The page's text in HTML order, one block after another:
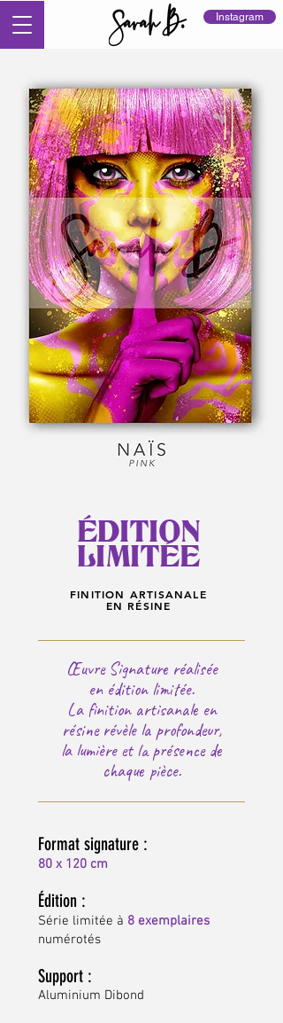
Instagram
Format signature :
80 x 120 cm
Édition :
Série limitée à 8 exemplaires
numérotés
Support :
Aluminium Dibond
Œuvre Signature réalisée
en édition limitée.
La finition artisanale en
résine révèle la profondeur,
la lumière et la présence de
chaque pièce.
ÉDITION
LIMITÉE
FINITION ARTISANALE
EN RÉSINE